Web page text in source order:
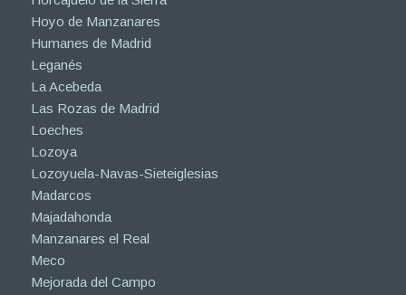
Hoyo de Manzanares
Humanes de Madrid
Leganés
La Acebeda
Las Rozas de Madrid
Loeches
Lozoya
Lozoyuela-Navas-Sieteiglesias
Madarcos
Majadahonda
Manzanares el Real
Meco
Mejorada del Campo